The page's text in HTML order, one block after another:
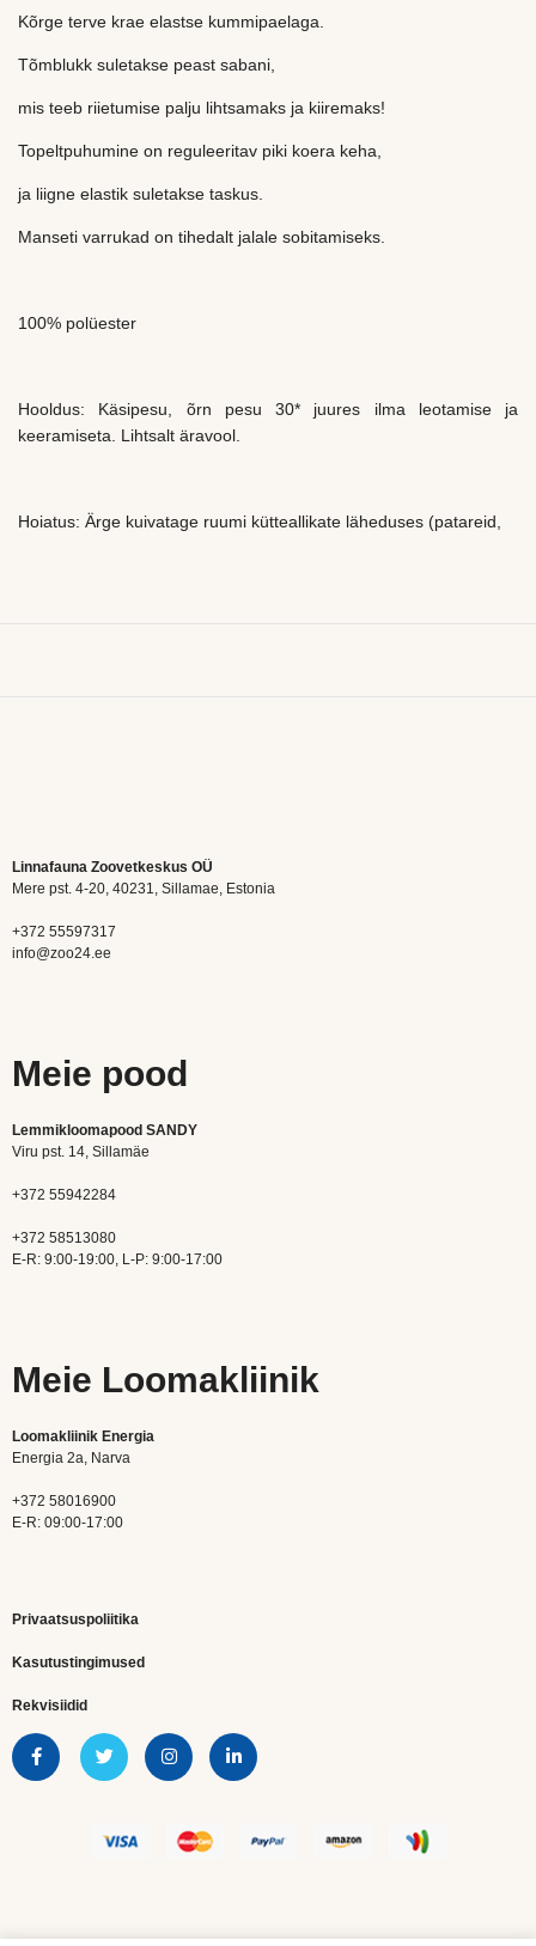
Kõrge terve krae elastse kummipaelaga.
Tõmblukk suletakse peast sabani,
mis teeb riietumise palju lihtsamaks ja kiiremaks!
Topeltpuhumine on reguleeritav piki koera keha,
ja liigne elastik suletakse taskus.
Manseti varrukad on tihedalt jalale sobitamiseks.
100% polüester
Hooldus: Käsipesu, õrn pesu 30* juures ilma leotamise ja
keeramiseta. Lihtsalt äravool.
Hoiatus: Ärge kuivatage ruumi kütteallikate läheduses (patareid,
Linnafauna Zoovetkeskus OÜ
Mere pst. 4-20, 40231, Sillamae, Estonia
+372 55597317
info@zoo24.ee
Meie pood
Lemmikloomapood SANDY
Viru pst. 14, Sillamäe
+372 55942284
+372 58513080
E-R: 9:00-19:00, L-P: 9:00-17:00
Meie Loomakliinik
Loomakliinik Energia
Energia 2a, Narva
+372 58016900
E-R: 09:00-17:00
Privaatsuspoliitika
Kasutustingimused
Rekvisiidid